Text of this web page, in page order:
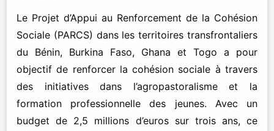
Le Projet d’Appui au Renforcement de la Cohésion
Sociale (PARCS) dans les territoires transfrontaliers
du Bénin, Burkina Faso, Ghana et Togo a pour
objectif de renforcer la cohésion sociale à travers
des initiatives dans l’agropastoralisme et la
formation professionnelle des jeunes. Avec un
budget de 2,5 millions d’euros sur trois ans, ce